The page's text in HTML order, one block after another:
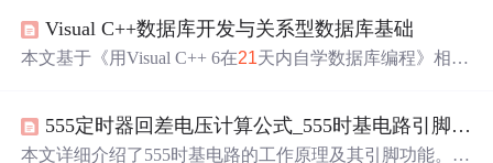
组织清晰化方面的核心组成。
Visual C++数据库开发与关系型数据库基础
本文基于《用Visual C++ 6在21天内自学数据库编程》相关
安装数据库组件、设置ODBC数据源的方法，分析了关系
型数据库各组成部分，强调正确设计数据库的重要性。
555定时器回差电压计算公式_555时基电路引脚解析
本文详细介绍了555时基电路的工作原理及其引脚功能。55